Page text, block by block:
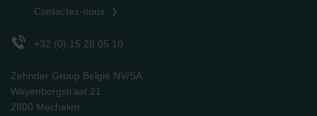
Contactez-nous
+32 (0) 15 28 05 10
Zehnder Group België NV/SA
Wayenborgstraat 21
2800 Mechelen